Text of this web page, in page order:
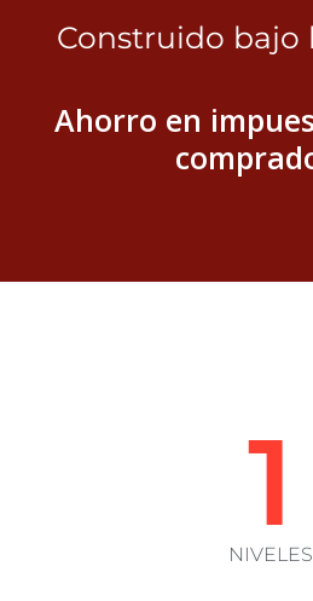
Construido bajo
Ahorro en
NIVELES
1